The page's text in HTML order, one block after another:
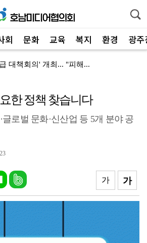
회 문화 교육 복지 환경 광
대책회의' 개최... "피해...
전남광주특별시, 해남 '400MW 태양광' 착공…SK하...
전남광주특별시 '폭염 비상', 온열질환 고위험군 특별 ...
작가" 길 위의 인문학
품권 2,100만 원 '통큰' 구...
석 농해수위원장, 현장 점검
광양시, '중증장애인생산품' 우선구매 교육…자립 기반 ...
한 정책 찾습니다
로벌 문화·신산업 등 5개 분야 공
가
가